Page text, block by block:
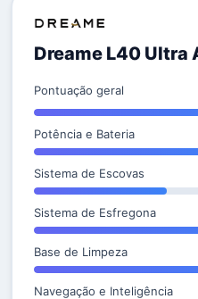
Dreame L40 Ultra
Pontuação geral
Potência e Bateria
Sistema de Escovas
Sistema de Esfregona
Base de Limpeza
Navegação e Inteligência